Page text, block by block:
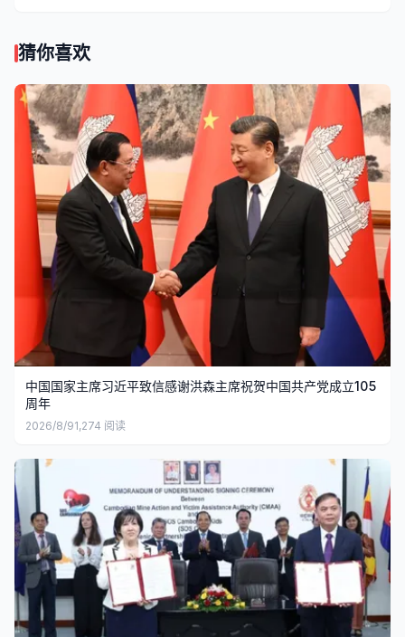
猜你喜欢
中国国家主席习近平致信感谢洪森主席祝贺中国共产党成立105
周年
2026/8/91,274 阅读